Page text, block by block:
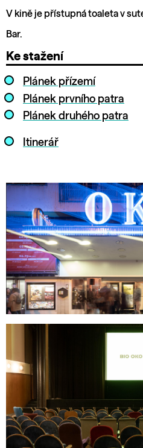
V kině je přístupná toaleta v
Bar.
Ke stažení
Plánek přízemí
Plánek prvního patra
Plánek druhého patra
Itinerář